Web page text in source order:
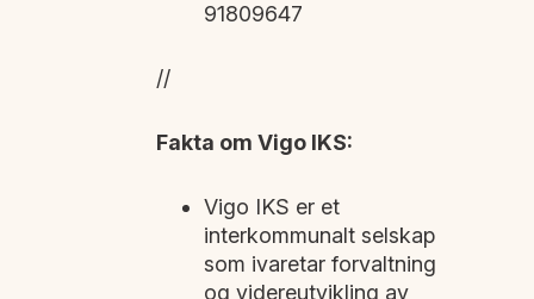
91809647
//
Fakta om Vigo IKS:
Vigo IKS er et
interkommunalt selskap
som ivaretar forvaltning
og videreutvikling av